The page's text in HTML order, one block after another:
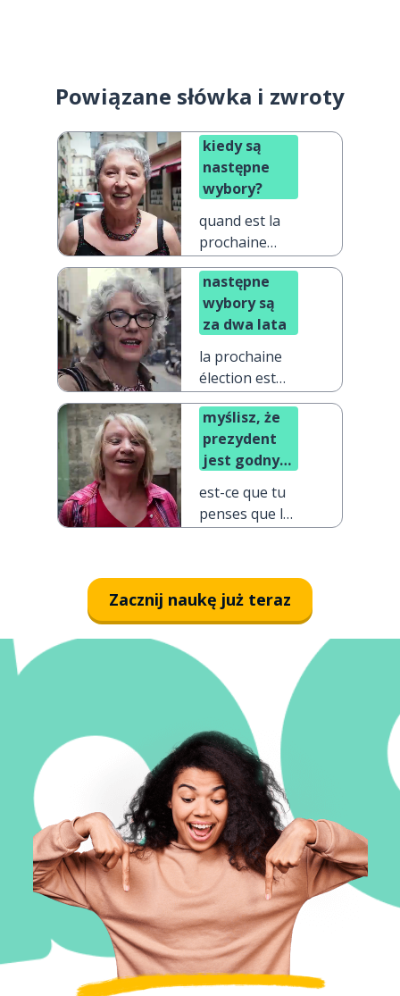
Powiązane słówka i zwroty
kiedy są
następne
wybory?
quand est la
prochaine
élection ?
następne
wybory są
za dwa lata
la prochaine
élection est
dans deux ans
myślisz, że
prezydent
jest godny
est-ce que tu
penses que le
Zacznij naukę już teraz